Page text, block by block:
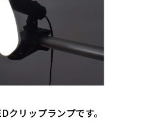
クリップランプです。